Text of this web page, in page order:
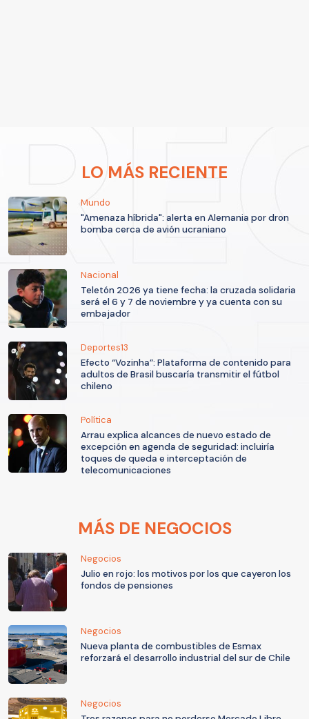
LO MÁS RECIENTE
Mundo
"Amenaza híbrida": alerta en Alemania por dron
bomba cerca de avión ucraniano
Nacional
Teletón 2026 ya tiene fecha: la cruzada solidaria
será el 6 y 7 de noviembre y ya cuenta con su
embajador
Deportes13
Efecto “Vozinha”: Plataforma de contenido para
adultos de Brasil buscaría transmitir el fútbol
chileno
Política
Arrau explica alcances de nuevo estado de
excepción en agenda de seguridad: incluiría
toques de queda e interceptación de
telecomunicaciones
MÁS DE NEGOCIOS
Negocios
Julio en rojo: los motivos por los que cayeron los
fondos de pensiones
Negocios
Nueva planta de combustibles de Esmax
reforzará el desarrollo industrial del sur de Chile
Negocios